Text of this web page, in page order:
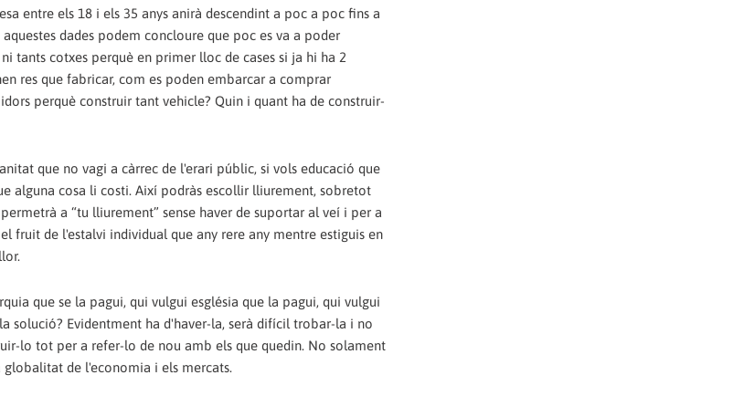
entre els 18 i els 35 anys anirà descendint a poc a poc fins a
dades podem concloure que poc es va a poder
tants cotxes perquè en primer lloc de cases si ja hi ha 2
res que fabricar, com es poden embarcar a comprar
perquè construir tant vehicle? Quin i quant ha de construir-
que no vagi a càrrec de l'erari públic, si vols educació que
alguna cosa li costi. Així podràs escollir lliurement, sobretot
a “tu lliurement” sense haver de suportar al veí i per a
fruit de l'estalvi individual que any rere any mentre estiguis en
que se la pagui, qui vulgui església que la pagui, qui vulgui
solució? Evidentment ha d'haver-la, serà difícil trobar-la i no
lo tot per a refer-lo de nou amb els que quedin. No solament
de l'economia i els mercats.